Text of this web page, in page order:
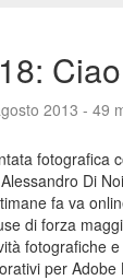
2013 - 49
fotografica
Di
fa va
di forza
fotografiche
per Adobe